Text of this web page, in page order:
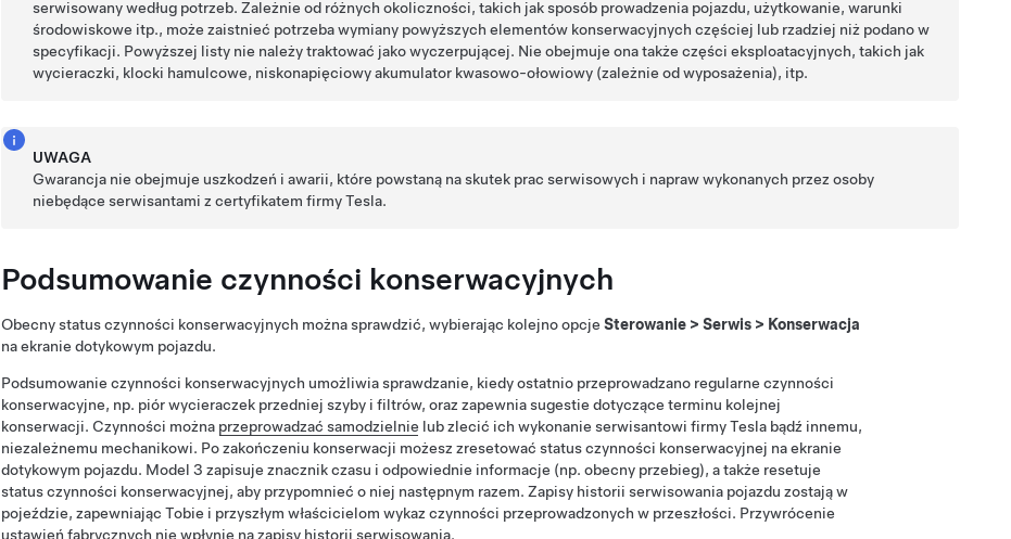
serwisowany według potrzeb. Zależnie od różnych okoliczności, takich jak sposób prowadzenia pojazdu, użytkowanie, warunki
środowiskowe itp., może zaistnieć potrzeba wymiany powyższych elementów konserwacyjnych częściej lub rzadziej niż podano w
specyfikacji. Powyższej listy nie należy traktować jako wyczerpującej. Nie obejmuje ona także części eksploatacyjnych, takich jak
wycieraczki, klocki hamulcowe, niskonapięciowy akumulator kwasowo-ołowiowy (zależnie od wyposażenia), itp.
UWAGA
Gwarancja nie obejmuje uszkodzeń i awarii, które powstaną na skutek prac serwisowych i napraw wykonanych przez osoby
niebędące serwisantami z certyfikatem firmy Tesla.
Podsumowanie czynności konserwacyjnych
Obecny status czynności konserwacyjnych można sprawdzić, wybierając kolejno opcje Sterowanie > Serwis > Konserwacja
na ekranie dotykowym pojazdu.
Podsumowanie czynności konserwacyjnych umożliwia sprawdzanie, kiedy ostatnio przeprowadzano regularne czynności
konserwacyjne, np. piór wycieraczek przedniej szyby i filtrów, oraz zapewnia sugestie dotyczące terminu kolejnej
konserwacji. Czynności można przeprowadzać samodzielnie lub zlecić ich wykonanie serwisantowi firmy Tesla bądź innemu,
niezależnemu mechanikowi. Po zakończeniu konserwacji możesz zresetować status czynności konserwacyjnej na ekranie
dotykowym pojazdu. Model 3 zapisuje znacznik czasu i odpowiednie informacje (np. obecny przebieg), a także resetuje
status czynności konserwacyjnej, aby przypomnieć o niej następnym razem. Zapisy historii serwisowania pojazdu zostają w
pojeździe, zapewniając Tobie i przyszłym właścicielom wykaz czynności przeprowadzonych w przeszłości. Przywrócenie
ustawień fabrycznych nie wpłynie na zapisy historii serwisowania.